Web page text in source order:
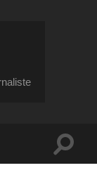
Toggle